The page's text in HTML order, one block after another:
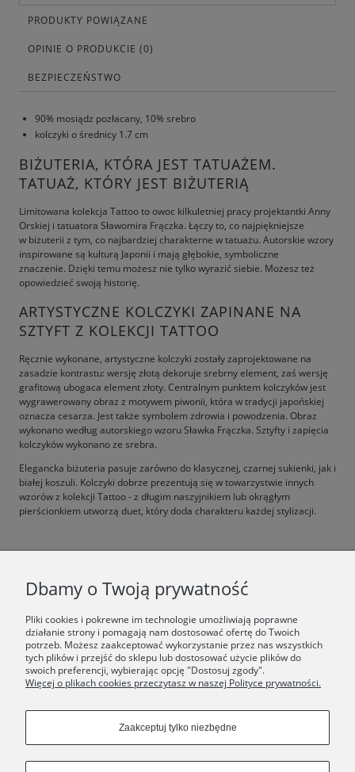
PRODUKTY POWIĄZANE
OPINIE O PRODUKCIE (0)
BEZPIECZEŃSTWO
90% mosiądz pozłacany, 10% srebro
kolczyki o średnicy 1.7 cm
BIŻUTERIA, KTÓRA JEST TATUAŻEM.
TATUAŻ, KTÓRY JEST BIŻUTERIĄ
Limitowana kolekcja Tattoo to owoc kilkuletniej pracy projektantki Anny
Orskiej i tatuatora Sławomira Frączka. Łączy to, co najpiękniejsze
w biżuterii z tym, co najbardziej charakterne w tatuażu. Autorskie wzory
inspirowane są kulturą Japonii i mają głębokie, symboliczne
znaczenie. Dzięki temu możesz nie tylko wyrazić siebie. Możesz też
opowiedzieć swoją historię.
ARTYSTYCZNE KOLCZYKI ZAPINANE NA
SZTYFT Z KOLEKCJI TATTOO
Ręcznie wykonane, artystyczne kolczyki zostały zaprojektowane na
zasadzie kontrastu: wersję złotą dekoruje srebrny element, zaś wersję
grafitową ubogaca element złoty. Centralnym punktem kolczyków jest
wygrawerowany obraz z motywem piwonii, która w tradycji japońskiej
oznacza cesarza. Jest także symbolem zdrowia i powodzenia. Obraz
wykonano według autorskiego wzoru Sławka Frączka. Sztyfty i zapięcia
kolczyków wykonano ze srebra.
Elegancka biżuteria pasuje zarówno do klasycznej, czarnej sukienki, jak i
białej koszuli. Kolczyki dobrze prezentują się w towarzystwie innych
wzorów z kolekcji Tattoo - z długim naszyjnikiem lub okrągłym
pierścionkiem utworzą duet, który doda charakteru każdej stylizacji.
ŚWIAT ORSKA
Dołącz do nas:
Copyrights © 2024 - ORSKA
Dbamy o Twoją prywatność
Pliki cookies i pokrewne im technologie umożliwiają poprawne
działanie strony i pomagają nam dostosować ofertę do Twoich
potrzeb. Możesz zaakceptować wykorzystanie przez nas wszystkich
tych plików i przejść do sklepu lub dostosować użycie plików do
swoich preferencji, wybierając opcję "Dostosuj zgody".
Więcej o plikach cookies przeczytasz w naszej Polityce prywatności.
Zaakceptuj tylko niezbędne